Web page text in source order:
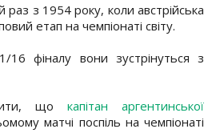
з 1954 року, коли австрійська
етап на чемпіонаті світу.
фіналу вони зустрінуться з
що капітан аргентинської
матчі поспіль на чемпіонаті